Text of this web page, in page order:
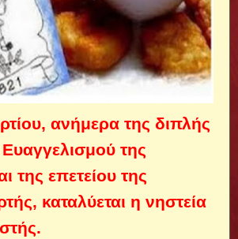
ανήμερα της διπλής
της
της επετείου της
καταλύεται η νηστεία